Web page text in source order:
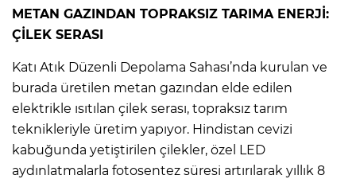
METAN GAZINDAN TOPRAKSIZ TARIMA ENERJİ:
ÇİLEK SERASI
Katı Atık Düzenli Depolama Sahası’nda kurulan ve
burada üretilen metan gazından elde edilen
elektrikle ısıtılan çilek serası, topraksız tarım
teknikleriyle üretim yapıyor. Hindistan cevizi
kabuğunda yetiştirilen çilekler, özel LED
aydınlatmalarla fotosentez süresi artırılarak yıllık 8